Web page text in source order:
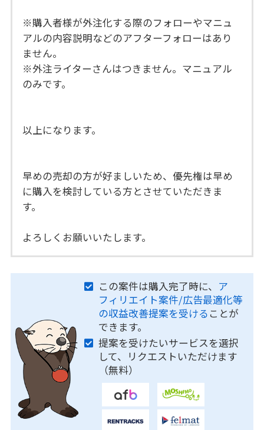
※購入者様が外注化する際のフォローやマニュ
アルの内容説明などのアフターフォローはあり
ません。
※外注ライターさんはつきません。マニュアル
のみです。
以上になります。
早めの売却の方が好ましいため、優先権は早め
に購入を検討している方とさせていただきま
す。
よろしくお願いいたします。
この案件は購入完了時に、 ア
フィリエイト案件/広告最適化等
の収益改善提案を受ける ことが
できます。
提案を受けたいサービスを選択
して、リクエストいただけます
（無料）